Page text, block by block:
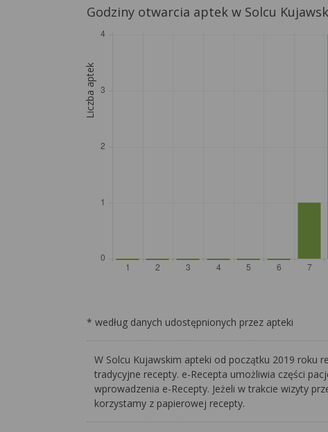
Godziny otwarcia aptek w Solcu
Liczba aptek
* według danych udostępnionych przez apteki
W Solcu Kujawskim apteki od początku 2019 roku
tradycyjne recepty. e-Recepta umożliwia części
wprowadzenia e-Recepty. Jeżeli w trakcie wizyty
korzystamy z papierowej recepty.